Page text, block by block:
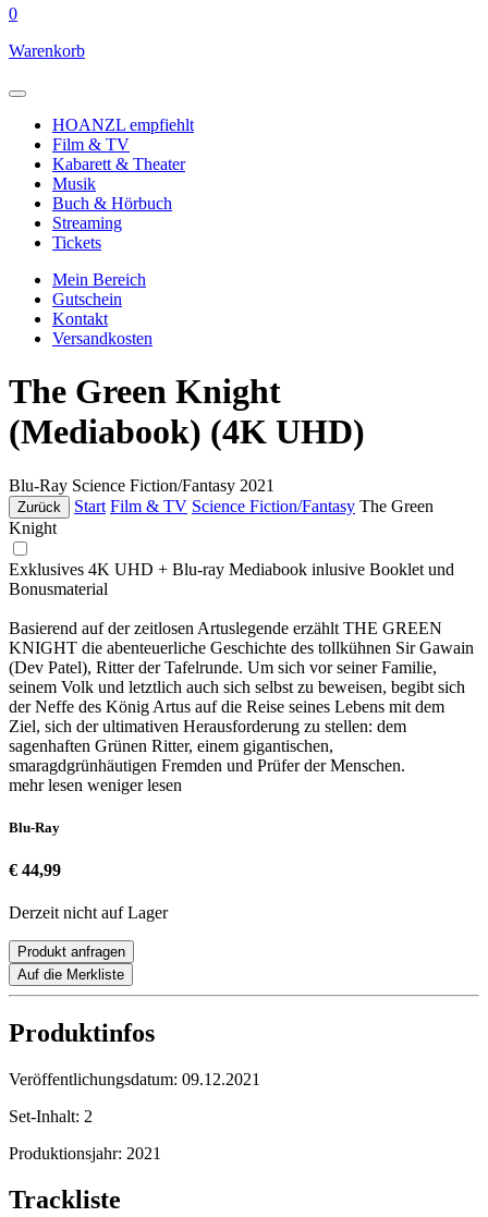
0
Warenkorb
HOANZL empfiehlt
Film & TV
Kabarett & Theater
Musik
Buch & Hörbuch
Streaming
Tickets
Mein Bereich
Gutschein
Kontakt
Versandkosten
The Green Knight
(Mediabook) (4K UHD)
Blu-Ray Science Fiction/Fantasy 2021
Zurück Start Film & TV Science Fiction/Fantasy The Green
Knight
Exklusives 4K UHD + Blu-ray Mediabook inlusive Booklet und
Bonusmaterial
Basierend auf der zeitlosen Artuslegende erzählt THE GREEN
KNIGHT die abenteuerliche Geschichte des tollkühnen Sir Gawain
(Dev Patel), Ritter der Tafelrunde. Um sich vor seiner Familie,
seinem Volk und letztlich auch sich selbst zu beweisen, begibt sich
der Neffe des König Artus auf die Reise seines Lebens mit dem
Ziel, sich der ultimativen Herausforderung zu stellen: dem
sagenhaften Grünen Ritter, einem gigantischen,
smaragdgrünhäutigen Fremden und Prüfer der Menschen.
mehr lesen weniger lesen
Blu-Ray
€ 44,99
Derzeit nicht auf Lager
Produkt anfragen
Auf die Merkliste
Produktinfos
Veröffentlichungsdatum: 09.12.2021
Set-Inhalt: 2
Produktionsjahr: 2021
Trackliste